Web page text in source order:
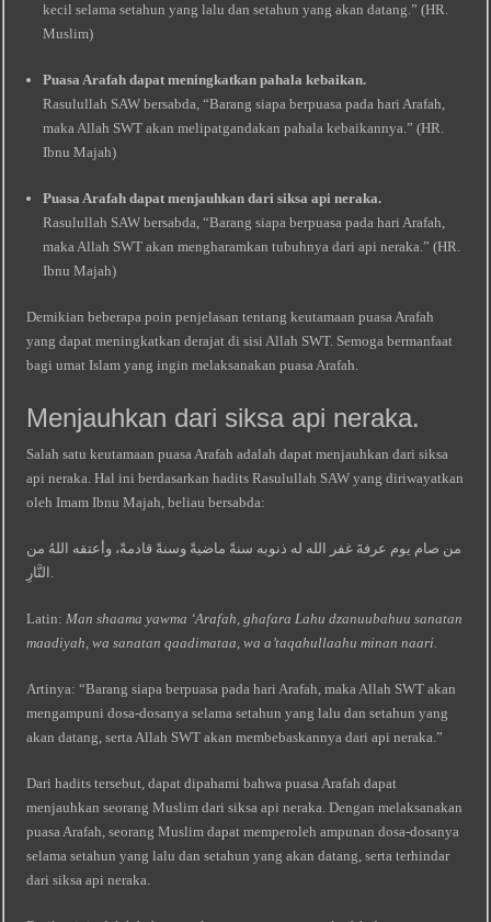
kecil selama setahun yang lalu dan setahun yang akan datang.” (HR.
Muslim)
Puasa Arafah dapat meningkatkan pahala kebaikan.
Rasulullah SAW bersabda, “Barang siapa berpuasa pada hari Arafah,
maka Allah SWT akan melipatgandakan pahala kebaikannya.” (HR.
Ibnu Majah)
Puasa Arafah dapat menjauhkan dari siksa api neraka.
Rasulullah SAW bersabda, “Barang siapa berpuasa pada hari Arafah,
maka Allah SWT akan mengharamkan tubuhnya dari api neraka.” (HR.
Ibnu Majah)
Demikian beberapa poin penjelasan tentang keutamaan puasa Arafah
yang dapat meningkatkan derajat di sisi Allah SWT. Semoga bermanfaat
bagi umat Islam yang ingin melaksanakan puasa Arafah.
Menjauhkan dari siksa api neraka.
Salah satu keutamaan puasa Arafah adalah dapat menjauhkan dari siksa
api neraka. Hal ini berdasarkan hadits Rasulullah SAW yang diriwayatkan
oleh Imam Ibnu Majah, beliau bersabda:
من صام يوم عرفةَ غفر الله له ذنوبه سنةً ماضيةً وسنةً قادمةً، وأعتقه اللهُ من
النَّارِ.
Latin:Man shaama yawma ‘Arafah, ghafara Lahu dzanuubahuu sanatan
maadiyah, wa sanatan qaadimataa, wa a’taqahullaahu minan naari.
Artinya: “Barang siapa berpuasa pada hari Arafah, maka Allah SWT akan
mengampuni dosa-dosanya selama setahun yang lalu dan setahun yang
akan datang, serta Allah SWT akan membebaskannya dari api neraka.”
Dari hadits tersebut, dapat dipahami bahwa puasa Arafah dapat
menjauhkan seorang Muslim dari siksa api neraka. Dengan melaksanakan
puasa Arafah, seorang Muslim dapat memperoleh ampunan dosa-dosanya
selama setahun yang lalu dan setahun yang akan datang, serta terhindar
dari siksa api neraka.